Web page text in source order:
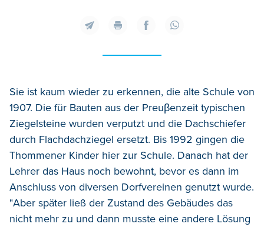
Sie ist kaum wieder zu erkennen, die alte Schule von
1907. Die für Bauten aus der Preuβenzeit typischen
Ziegelsteine wurden verputzt und die Dachschiefer
durch Flachdachziegel ersetzt. Bis 1992 gingen die
Thommener Kinder hier zur Schule. Danach hat der
Lehrer das Haus noch bewohnt, bevor es dann im
Anschluss von diversen Dorfvereinen genutzt wurde.
"Aber später ließ der Zustand des Gebäudes das
nicht mehr zu und dann musste eine andere Lösung